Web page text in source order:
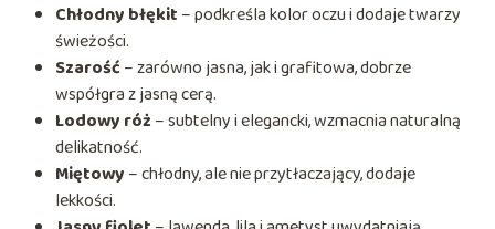
Chłodny błękit – podkreśla kolor oczu i dodaje twarzy
świeżości.
Szarość – zarówno jasna, jak i grafitowa, dobrze
współgra z jasną cerą.
Lodowy róż – subtelny i elegancki, wzmacnia naturalną
delikatność.
Miętowy – chłodny, ale nie przytłaczający, dodaje
lekkości.